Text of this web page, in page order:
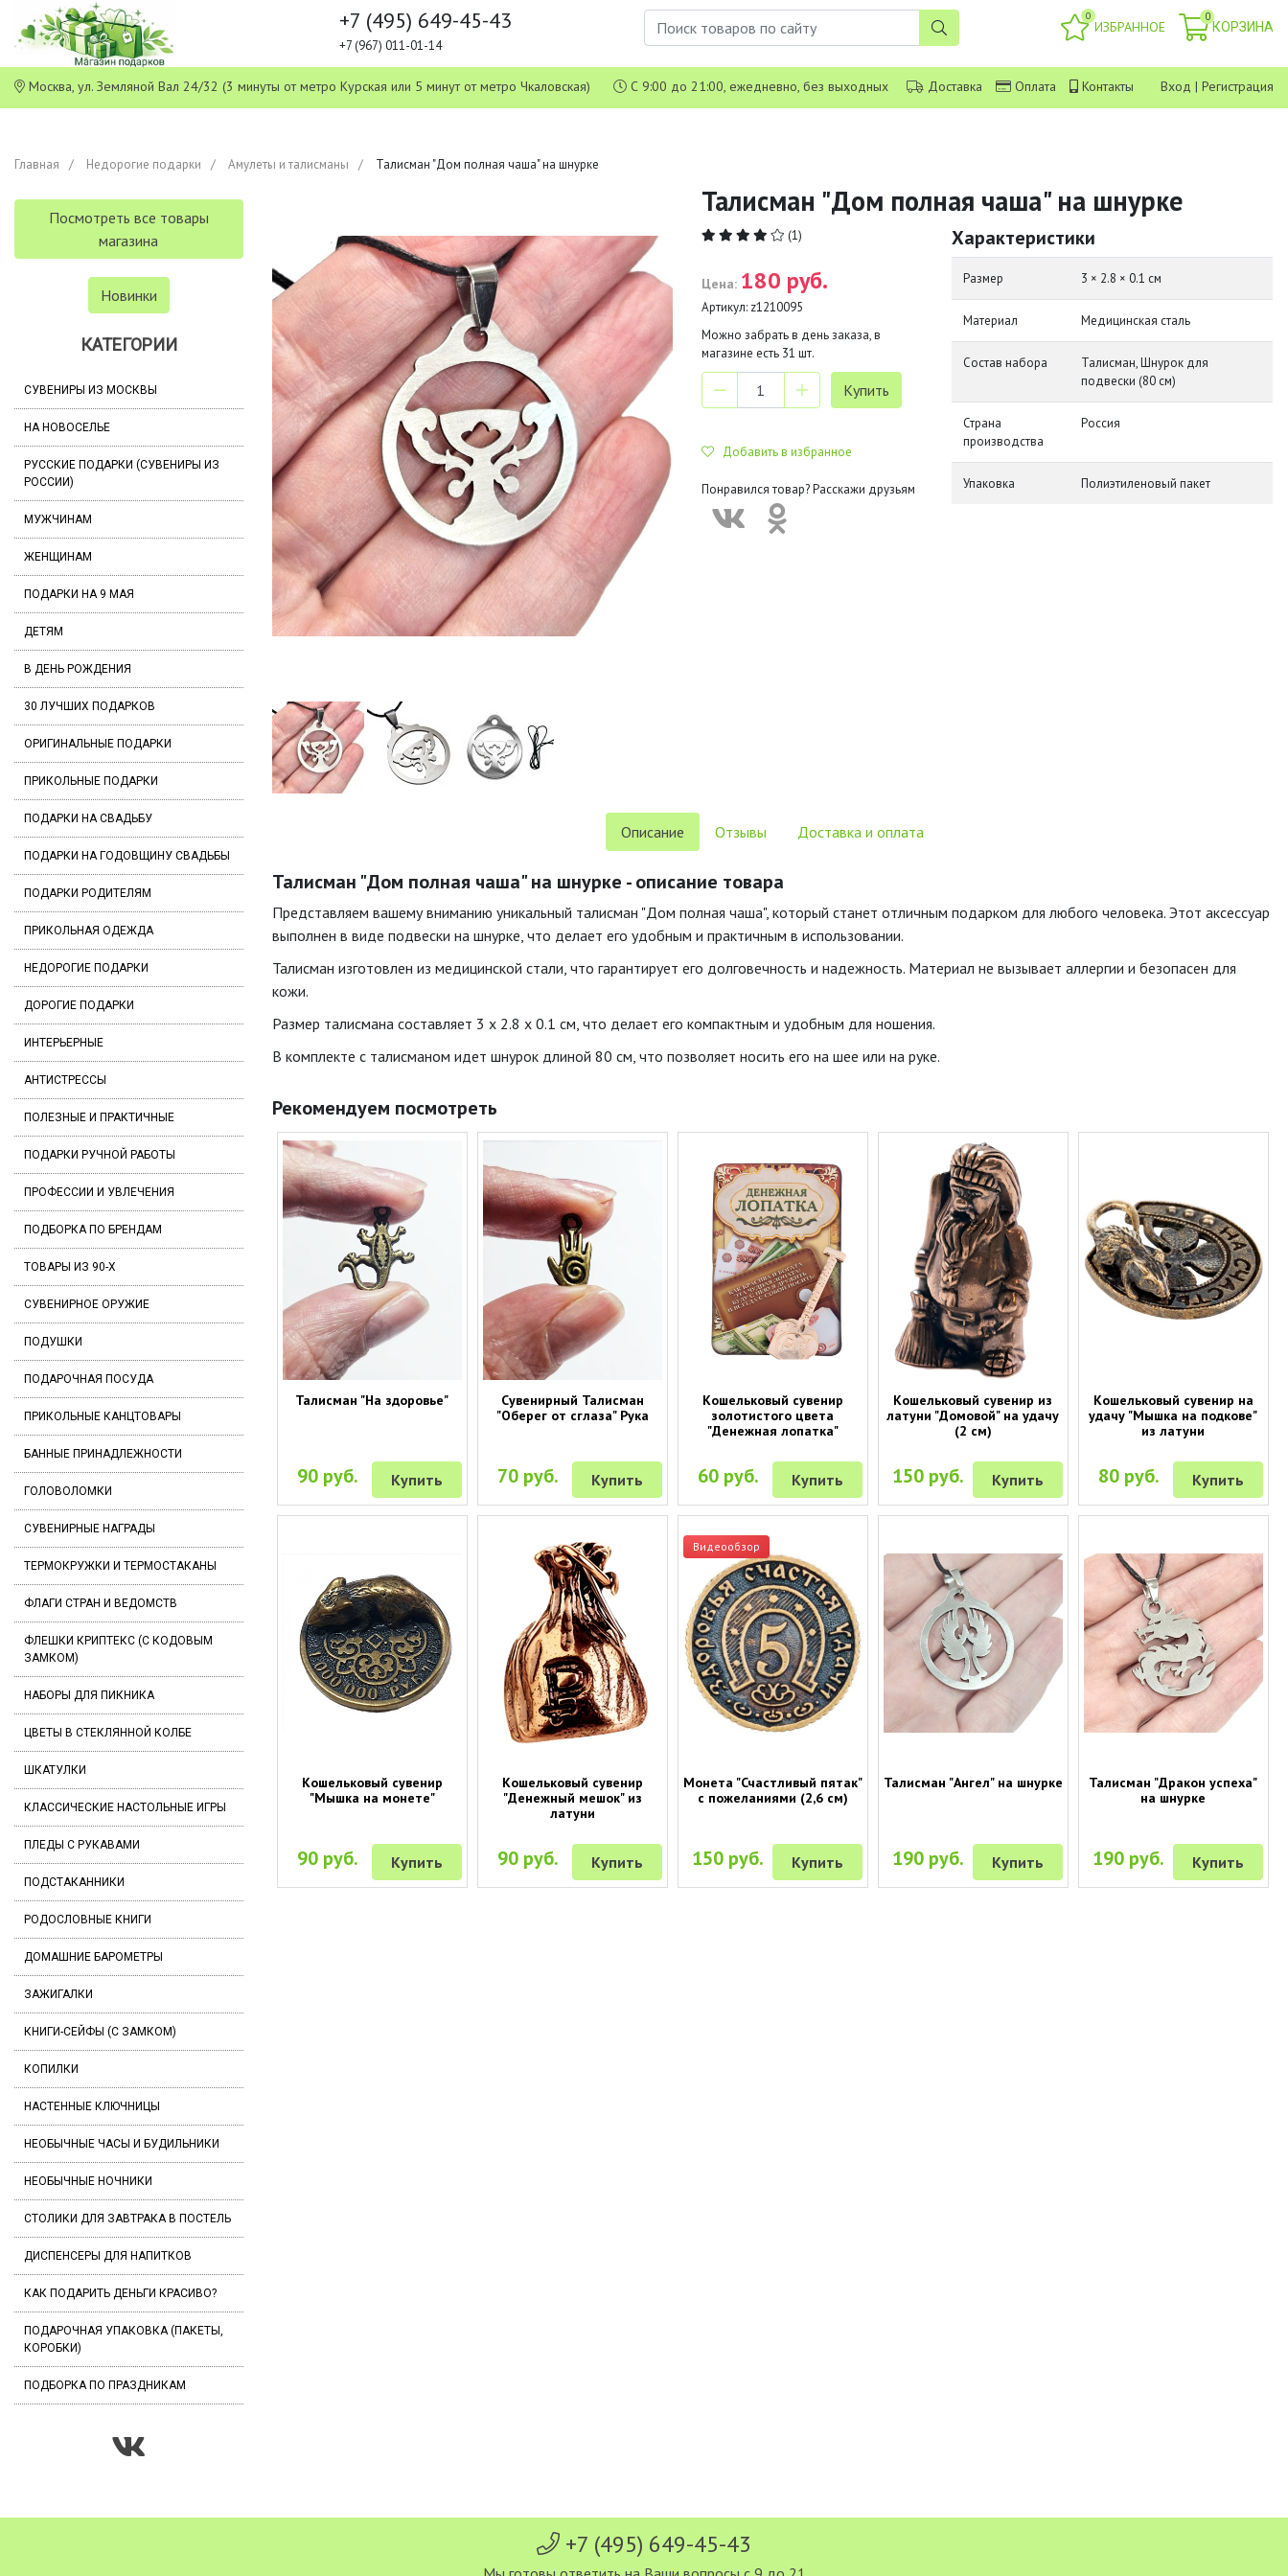
+7 (495) 649-45-43
+7 (967) 011-01-14
0
ИЗБРАННОЕ
0
КОРЗИНА
Москва, ул. Земляной Вал 24/32 (3 минуты от метро Курская или 5 минут от метро Чкаловская) С 9:00 до 21:00, ежедневно, без выходных Доставка Оплата Контакты Вход | Регистрация
Главная Недорогие подарки Амулеты и талисманы Талисман "Дом полная чаша" на шнурке
Посмотреть все товары
магазина
Новинки
КАТЕГОРИИ
СУВЕНИРЫ ИЗ МОСКВЫ
НА НОВОСЕЛЬЕ
РУССКИЕ ПОДАРКИ (СУВЕНИРЫ ИЗ
РОССИИ)
МУЖЧИНАМ
ЖЕНЩИНАМ
ПОДАРКИ НА 9 МАЯ
ДЕТЯМ
В ДЕНЬ РОЖДЕНИЯ
30 ЛУЧШИХ ПОДАРКОВ
ОРИГИНАЛЬНЫЕ ПОДАРКИ
ПРИКОЛЬНЫЕ ПОДАРКИ
ПОДАРКИ НА СВАДЬБУ
ПОДАРКИ НА ГОДОВЩИНУ СВАДЬБЫ
ПОДАРКИ РОДИТЕЛЯМ
ПРИКОЛЬНАЯ ОДЕЖДА
НЕДОРОГИЕ ПОДАРКИ
ДОРОГИЕ ПОДАРКИ
ИНТЕРЬЕРНЫЕ
АНТИСТРЕССЫ
ПОЛЕЗНЫЕ И ПРАКТИЧНЫЕ
ПОДАРКИ РУЧНОЙ РАБОТЫ
ПРОФЕССИИ И УВЛЕЧЕНИЯ
ПОДБОРКА ПО БРЕНДАМ
ТОВАРЫ ИЗ 90-Х
СУВЕНИРНОЕ ОРУЖИЕ
ПОДУШКИ
ПОДАРОЧНАЯ ПОСУДА
ПРИКОЛЬНЫЕ КАНЦТОВАРЫ
БАННЫЕ ПРИНАДЛЕЖНОСТИ
ГОЛОВОЛОМКИ
СУВЕНИРНЫЕ НАГРАДЫ
ТЕРМОКРУЖКИ И ТЕРМОСТАКАНЫ
ФЛАГИ СТРАН И ВЕДОМСТВ
ФЛЕШКИ КРИПТЕКС (С КОДОВЫМ
ЗАМКОМ)
НАБОРЫ ДЛЯ ПИКНИКА
ЦВЕТЫ В СТЕКЛЯННОЙ КОЛБЕ
ШКАТУЛКИ
КЛАССИЧЕСКИЕ НАСТОЛЬНЫЕ ИГРЫ
ПЛЕДЫ С РУКАВАМИ
ПОДСТАКАННИКИ
РОДОСЛОВНЫЕ КНИГИ
ДОМАШНИЕ БАРОМЕТРЫ
ЗАЖИГАЛКИ
КНИГИ-СЕЙФЫ (С ЗАМКОМ)
КОПИЛКИ
НАСТЕННЫЕ КЛЮЧНИЦЫ
НЕОБЫЧНЫЕ ЧАСЫ И БУДИЛЬНИКИ
НЕОБЫЧНЫЕ НОЧНИКИ
СТОЛИКИ ДЛЯ ЗАВТРАКА В ПОСТЕЛЬ
ДИСПЕНСЕРЫ ДЛЯ НАПИТКОВ
КАК ПОДАРИТЬ ДЕНЬГИ КРАСИВО?
ПОДАРОЧНАЯ УПАКОВКА (ПАКЕТЫ,
КОРОБКИ)
ПОДБОРКА ПО ПРАЗДНИКАМ
Талисман "Дом полная чаша" на шнурке
(1)
Цена: 180 руб.
Артикул: z1210095
Можно забрать в день заказа, в
магазине есть 31 шт.
Добавить в избранное
Понравился товар? Расскажи друзьям
Характеристики
Размер 3 × 2.8 × 0.1 см
Материал Медицинская сталь
Состав набора
Талисман, Шнурок для
подвески (80 см)
Страна
производства
Россия
Упаковка Полиэтиленовый пакет
Описание Отзывы Доставка и оплата
Талисман "Дом полная чаша" на шнурке - описание товара
Представляем вашему вниманию уникальный талисман "Дом полная чаша", который станет отличным подарком для любого человека. Этот аксессуар
выполнен в виде подвески на шнурке, что делает его удобным и практичным в использовании.
Талисман изготовлен из медицинской стали, что гарантирует его долговечность и надежность. Материал не вызывает аллергии и безопасен для
кожи.
Размер талисмана составляет 3 x 2.8 x 0.1 см, что делает его компактным и удобным для ношения.
В комплекте с талисманом идет шнурок длиной 80 см, что позволяет носить его на шее или на руке.
Рекомендуем посмотреть
Талисман "На здоровье"
90 руб. Купить
Сувенирный Талисман
"Оберег от сглаза" Рука
70 руб. Купить
Кошельковый сувенир
золотистого цвета
"Денежная лопатка"
60 руб. Купить
Кошельковый сувенир из
латуни "Домовой" на удачу
(2 см)
150 руб. Купить
Кошельковый сувенир на
удачу "Мышка на подкове"
из латуни
80 руб. Купить
Кошельковый сувенир
"Мышка на монете"
90 руб. Купить
Кошельковый сувенир
"Денежный мешок" из
латуни
90 руб. Купить
Видеообзор
Монета "Счастливый пятак"
с пожеланиями (2,6 см)
150 руб. Купить
Талисман "Ангел" на шнурке
190 руб. Купить
Талисман "Дракон успеха"
на шнурке
190 руб. Купить
+7 (495) 649-45-43